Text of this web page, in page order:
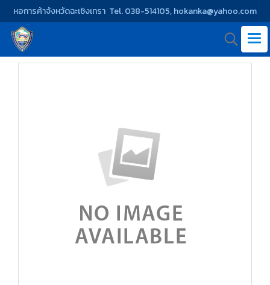
หอการค้าจังหวัดฉะเชิงเทรา Tel. 038-514105, hokanka@yahoo.com